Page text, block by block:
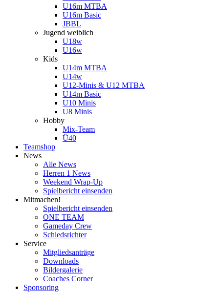
U16m MTBA
U16m Basic
JBBL
Jugend weiblich
U18w
U16w
Kids
U14m MTBA
U14w
U12-Minis & U12 MTBA
U14m Basic
U10 Minis
U8 Minis
Hobby
Mix-Team
Ü40
Teamshop
News
Alle News
Herren 1 News
Weekend Wrap-Up
Spielbericht einsenden
Mitmachen!
Spielbericht einsenden
ONE TEAM
Gameday Crew
Schiedsrichter
Service
Mitgliedsanträge
Downloads
Bildergalerie
Coaches Corner
Sponsoring